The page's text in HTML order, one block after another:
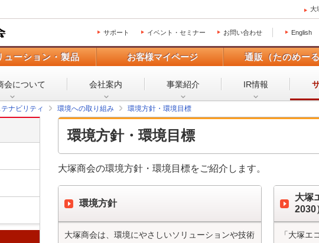
大
サポート イベント・セミナー お問い合わせ English
ューション・製品 お客様マイページ 通販（たのめーる
会について 会社案内 事業紹介 IR情報
ナビリティ 環境への取り組み 環境方針・環境目標
環境方針・環境目標
大塚商会の環境方針・環境目標をご紹介します。
環境方針
大塚商会は、環境にやさしいソリューションや技術
大塚
2030
「大塚エ